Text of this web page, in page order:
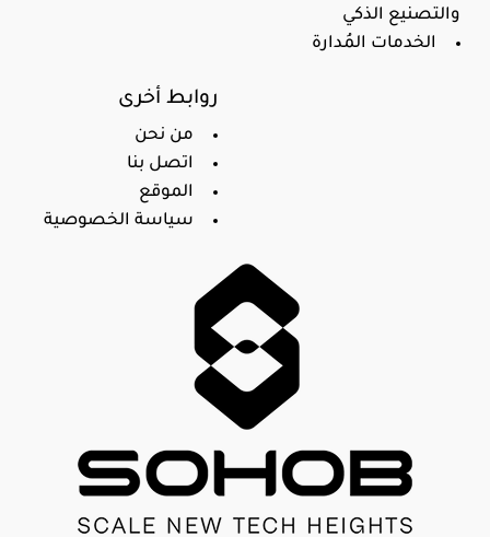
والتصنيع الذكي
الخدمات المُدارة
روابط أخرى
من نحن
اتصل بنا
الموقع
سياسة الخصوصية